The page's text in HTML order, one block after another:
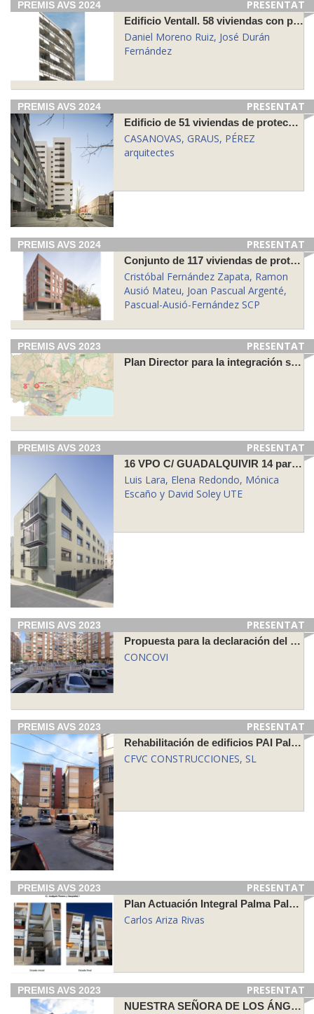
PRESENTAT
PREMIS AVS 2024
Edificio Ventall. 58 viviendas con protección oficial, locales comerciales y 67 plazas de aparcamiento en la avenida de La Catalana 200 en Sant Adrià de Besòs
Daniel Moreno Ruiz, José Durán
Fernández
PRESENTAT
PREMIS AVS 2024
Edificio de 51 viviendas de protección oficial en la parcela UE7 del sector Bagaria-Alstom de Cornellà de Llobregat
CASANOVAS, GRAUS, PÉREZ
arquitectes
PRESENTAT
PREMIS AVS 2024
Conjunto de 117 viviendas de protección oficial en el sector Les Guardioles de Molins de Rei
Cristóbal Fernández Zapata, Ramon
Ausió Mateu, Joan Pascual Argenté,
Pascual-Ausió-Fernández SCP
PRESENTAT
PREMIS AVS 2023
Plan Director para la integración social de las personas residentes en Los Asperones
PRESENTAT
PREMIS AVS 2023
16 VPO C/ GUADALQUIVIR 14 para INCASOL
Luis Lara, Elena Redondo, Mónica
Escaño y David Soley UTE
PRESENTAT
PREMIS AVS 2023
Propuesta para la declaración del Entorno Residencial de Rehabilitación Programada del Barrio de San Andrés, Málaga (ERRP2)
CONCOVI
PRESENTAT
PREMIS AVS 2023
Rehabilitación de edificios PAI Palma-Palmilla, Fases 6 y 7
CFVC CONSTRUCCIONES, SL
PRESENTAT
PREMIS AVS 2023
Plan Actuación Integral Palma Palmilla
Carlos Ariza Rivas
PRESENTAT
PREMIS AVS 2023
NUESTRA SEÑORA DE LOS ÁNGELES 13. 131 VIVIENDAS CON PROTECCIÓN PÚBLICA EN ARRENDAMIENTO, TRASTEROS Y GARAJES EN EL DISTRITO DE PUENTE DE VALLECAS, MADRID.